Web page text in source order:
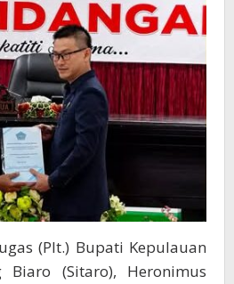
(Plt.) Bupati Kepulauan
Biaro (Sitaro), Heronimus